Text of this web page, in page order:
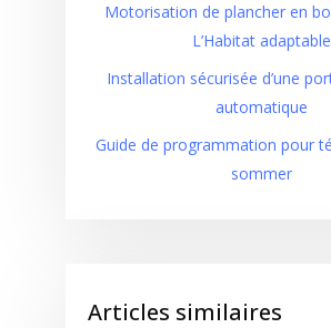
Motorisation de plancher en
L’Habitat adaptable
Installation sécurisée d’une
automatique
Guide de programmation pour
sommer
Articles similaires